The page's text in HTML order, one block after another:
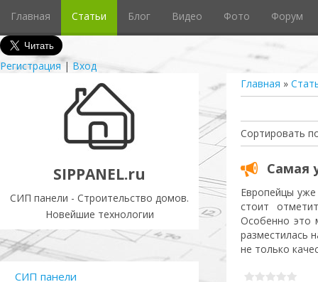
Главная Статьи Блог Видео Фото Форум
Регистрация| Вход
SIPPANEL.ru
СИП панели - Строительство домов.
Новейшие технологии
Главная »
Сортировать
Самая
Европейцы уже
стоит
Особенно это
разместилась
не только
СИП панели